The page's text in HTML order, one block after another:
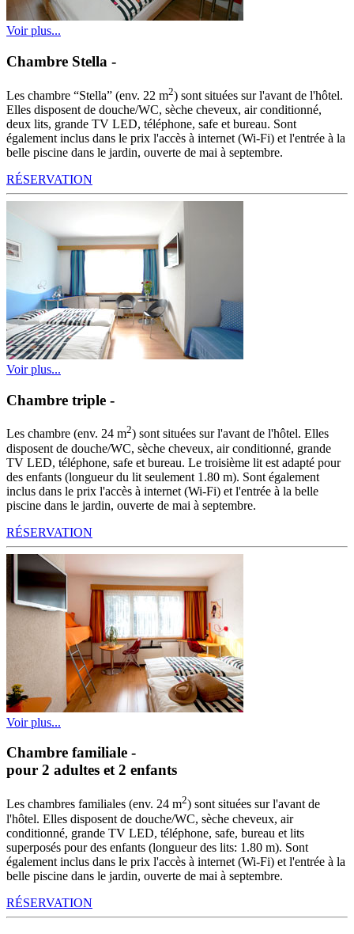
Voir plus...
Chambre Stella -
Les chambre “Stella” (env. 22 m2) sont situées sur l'avant de l'hôtel.
Elles disposent de douche/WC, sèche cheveux, air conditionné,
deux lits, grande TV LED, téléphone, safe et bureau. Sont
également inclus dans le prix l'accès à internet (Wi-Fi) et l'entrée à la
belle piscine dans le jardin, ouverte de mai à septembre.
RÉSERVATION
Voir plus...
Chambre triple -
Les chambre (env. 24 m2) sont situées sur l'avant de l'hôtel. Elles
disposent de douche/WC, sèche cheveux, air conditionné, grande
TV LED, téléphone, safe et bureau. Le troisième lit est adapté pour
des enfants (longueur du lit seulement 1.80 m). Sont également
inclus dans le prix l'accès à internet (Wi-Fi) et l'entrée à la belle
piscine dans le jardin, ouverte de mai à septembre.
RÉSERVATION
Voir plus...
Chambre familiale -
pour 2 adultes et 2 enfants
Les chambres familiales (env. 24 m2) sont situées sur l'avant de
l'hôtel. Elles disposent de douche/WC, sèche cheveux, air
conditionné, grande TV LED, téléphone, safe, bureau et lits
superposés pour des enfants (longueur des lits: 1.80 m). Sont
également inclus dans le prix l'accès à internet (Wi-Fi) et l'entrée à la
belle piscine dans le jardin, ouverte de mai à septembre.
RÉSERVATION